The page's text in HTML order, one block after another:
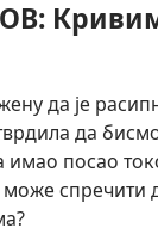
да је
да
имао посао
спречити